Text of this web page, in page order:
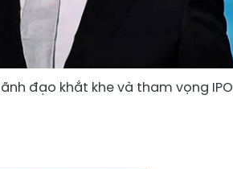
đạo khắt khe và tham vọng IPO